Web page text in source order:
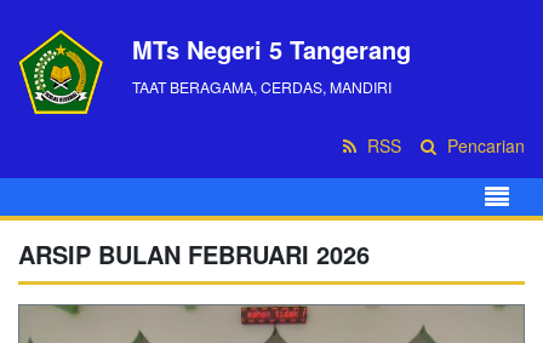
MTs Negeri 5 Tangerang
TAAT BERAGAMA, CERDAS, MANDIRI
RSS Pencarian
ARSIP BULAN FEBRUARI 2026